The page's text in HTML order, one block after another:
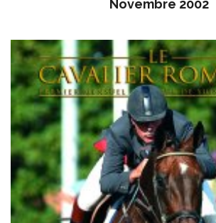
Novembre 2002